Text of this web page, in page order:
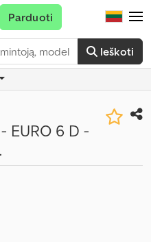
Ieškoti
Parduoti
EURO 6 D -